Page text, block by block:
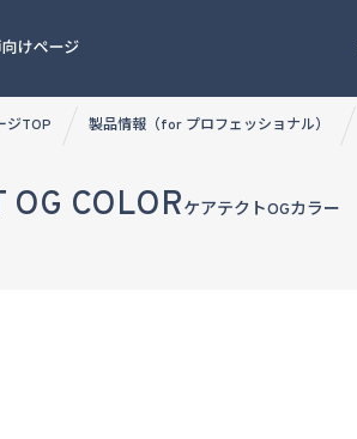
OG COLORケアテクトOGカラー
ジTOP 製品情報（for プロフェッショナル）